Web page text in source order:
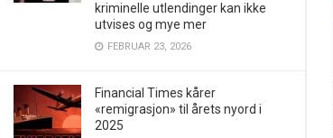
kriminelle utlendinger kan ikke
utvises og mye mer
FEBRUAR 23, 2026
Financial Times kårer
«remigrasjon» til årets nyord i
2025